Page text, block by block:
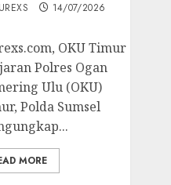
14/07/2026
OKU Timur
Polres Ogan
Ulu (OKU)
Polda Sumsel
MORE